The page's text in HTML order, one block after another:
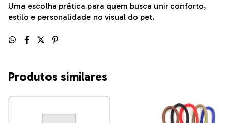
Uma escolha prática para quem busca unir conforto,
estilo e personalidade no visual do pet.
Produtos similares